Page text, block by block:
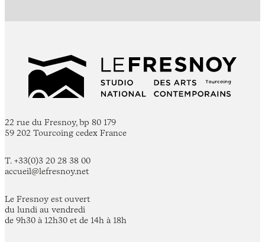
22 rue du Fresnoy, bp 80 179
59 202 Tourcoing cedex France
T. +33(0)3 20 28 38 00
accueil@lefresnoy.net
Le Fresnoy est ouvert
du lundi au vendredi
de 9h30 à 12h30 et de 14h à 18h